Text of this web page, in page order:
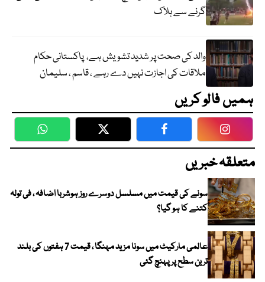
گرنے سے ہلاک
والد کی صحت پر شدید تشویش ہے، پاکستانی حکام
ملاقات کی اجازت نہیں دے رہے ، قاسم ، سلیمان
ہمیں فالو کریں
WhatsApp Twitter Facebook
متعلقہ خبریں
سونے کی قیمت میں مسلسل دوسرے روز ہوشربا اضافہ ، فی تولہ
کتنے کا ہو گیا؟
عالمی مارکیٹ میں سونا مزید مہنگا ، قیمت 7 ہفتوں کی بلند
ترین سطح پر پہنچ گئی